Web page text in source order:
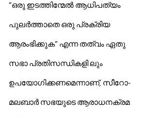
”ഒരു ഇടത്തിന്മേല്‍ ആധിപത്യം
പുലര്‍ത്താതെ ഒരു പ്രക്രിയ
ആരംഭിക്കുക” എന്ന തത്വം ഏതു
സഭാ പ്രതിസന്ധികളി ലും
ഉപയോഗിക്കണമെന്നാണ്, സീറോ-
മലബാര്‍ സഭയുടെ ആരാധനക്രമ